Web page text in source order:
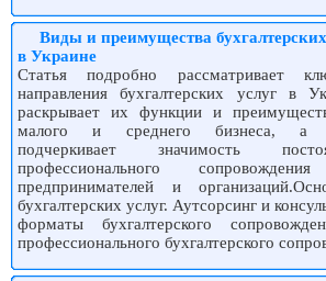
Виды и преимущества
в Украине
Статья подробно рассматривает
направления бухгалтерских услуг в
раскрывает их функции и
малого и среднего бизнеса, а
подчеркивает значимость
профессионального
предпринимателей и
бухгалтерских услуг. Аутсорсинг и
форматы бухгалтерского
профессионального бухгалтерского